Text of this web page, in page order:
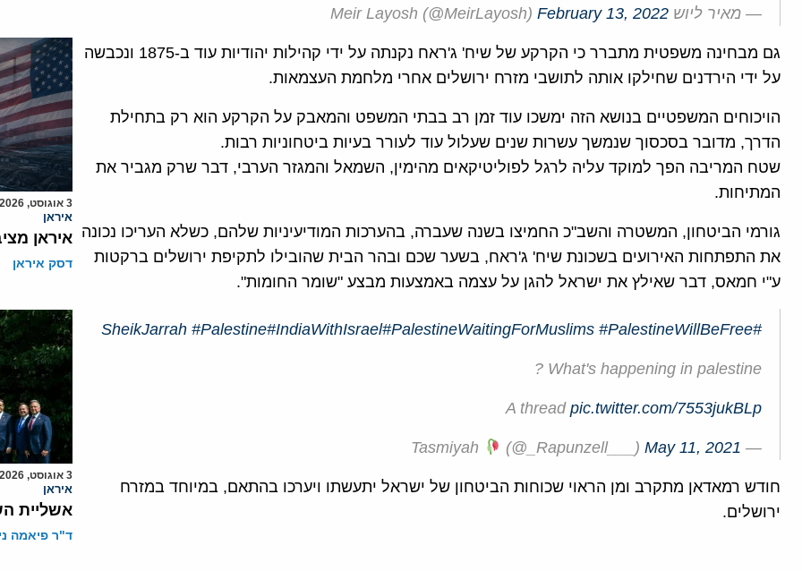
— מאיר ליוש Meir Layosh (@MeirLayosh) February 13, 2022
גם מבחינה משפטית מתברר כי הקרקע של שיח' ג'ראח נקנתה על ידי קהילות יהודיות עוד ב-1875 ונכבשה
על ידי הירדנים שחילקו אותה לתושבי מזרח ירושלים אחרי מלחמת העצמאות.
הויכוחים המשפטיים בנושא הזה ימשכו עוד זמן רב בבתי המשפט והמאבק על הקרקע הוא רק בתחילת
הדרך, מדובר בסכסוך שנמשך עשרות שנים שעלול עוד לעורר בעיות ביטחוניות רבות.
שטח המריבה הפך למוקד עליה לרגל לפוליטיקאים מהימין, השמאל והמגזר הערבי, דבר שרק מגביר את
המתיחות.
גורמי הביטחון, המשטרה והשב"כ החמיצו בשנה שעברה, בהערכות המודיעיניות שלהם, כשלא העריכו נכונה
את התפתחות האירועים בשכונת שיח' ג'ראח, בשער שכם ובהר הבית שהובילו לתקיפת ירושלים ברקטות
ע"י חמאס, דבר שאילץ את ישראל להגן על עצמה באמצעות מבצע "שומר החומות".
#SheikJarrah
#Palestine#IndiaWithIsrael#PalestineWaitingForMuslims #PalestineWillBeFree
What's happening in palestine ?
A thread pic.twitter.com/7553jukBLp
— Tasmiyah
(@_Rapunzell___) May 11, 2021
חודש רמאדאן מתקרב ומן הראוי שכוחות הביטחון של ישראל יתעשתו ויערכו בהתאם, במיוחד במזרח
ירושלים.
3 אוגוסט, 2026
איראן
איראן
דסק איראן
3 אוגוסט, 2026
איראן
אשליית
ד"ר פיאמה